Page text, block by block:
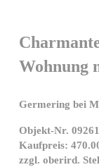
Wohnung
Germering bei
Objekt-Nr. 09261
Kaufpreis:
zzgl. oberird.